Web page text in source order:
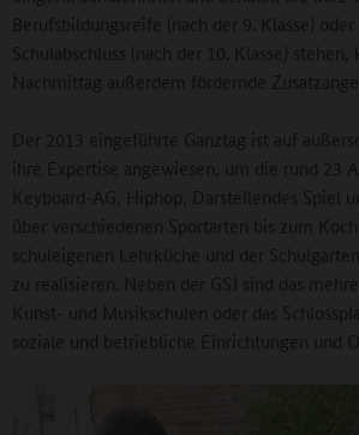
Berufsbildungsreife (nach der 9. Klasse)
Schulabschluss (nach der 10. Klasse) stehen,
Nachmittag außerdem fördernde
Der 2013 eingeführte Ganztag ist auf
ihre Expertise angewiesen, um die rund 23
Keyboard-AG, Hiphop, Darstellendes Spiel
über verschiedenen Sportarten bis zum
schuleigenen Lehrküche und der
zu realisieren. Neben der GSJ sind das
Kunst- und Musikschulen oder das
soziale und betriebliche Einrichtungen und